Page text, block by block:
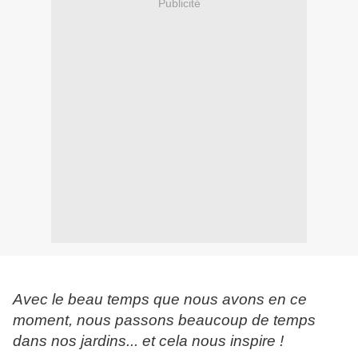
Publicité
Avec le beau temps que nous avons en ce
moment, nous passons beaucoup de temps
dans nos jardins... et cela nous inspire !